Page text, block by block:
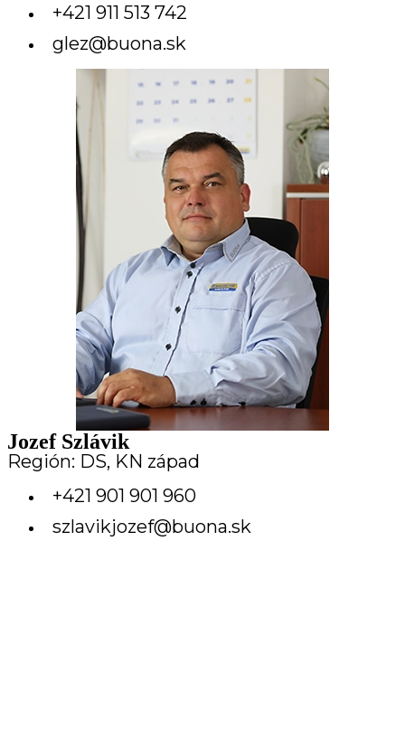
+421 911 513 742
glez@buona.sk
Jozef Szlávik
Región: DS, KN západ
+421 901 901 960
szlavikjozef@buona.sk